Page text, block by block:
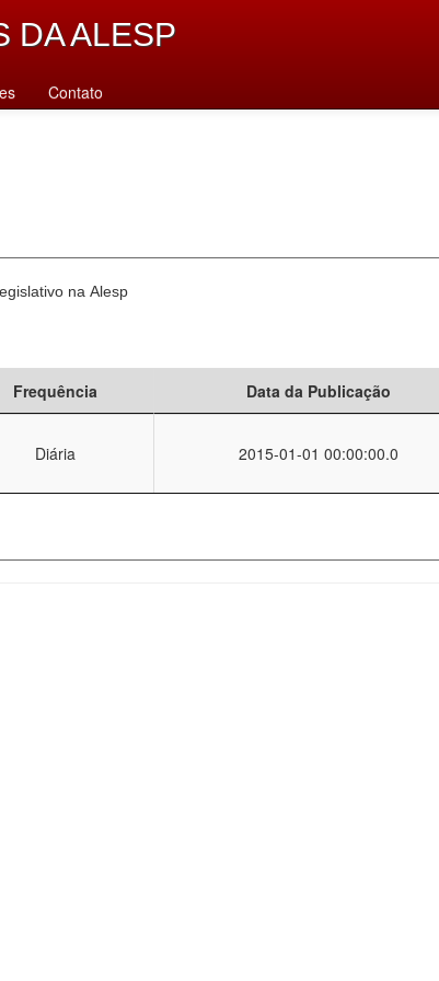
DA ALESP
Contato
na Alesp
Frequência Data da Publicação
Diária 2015-01-01 00:00:00.0